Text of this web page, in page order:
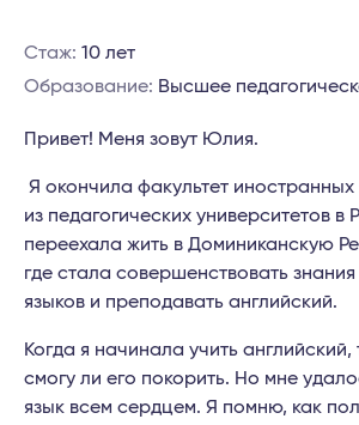
Стаж: 10 лет
Образование: Высшее
Привет! Меня зовут Юлия.
Я окончила факультет иностранных
из педагогических университетов в
переехала жить в Доминиканскую
где стала совершенствовать
языков и преподавать английский.
Когда я начинала учить
смогу ли его покорить. Но мне
язык всем сердцем. Я помню, как